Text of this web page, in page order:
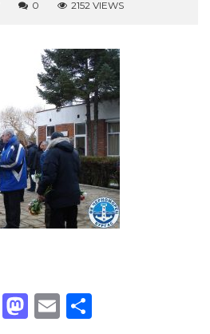
0 2152 VIEWS
Facebook
Mastodon
Email